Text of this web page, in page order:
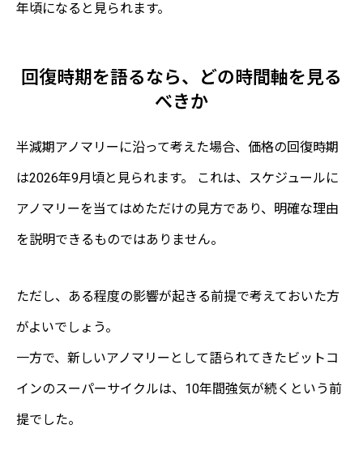
年頃になると見られます。
回復時期を語るなら、どの時間軸を見る
べきか
半減期アノマリーに沿って考えた場合、価格の回復時期
は2026年9月頃と見られます。 これは、スケジュールに
アノマリーを当てはめただけの見方であり、明確な理由
を説明できるものではありません。
ただし、ある程度の影響が起きる前提で考えておいた方
がよいでしょう。
一方で、新しいアノマリーとして語られてきたビットコ
インのスーパーサイクルは、10年間強気が続くという前
提でした。